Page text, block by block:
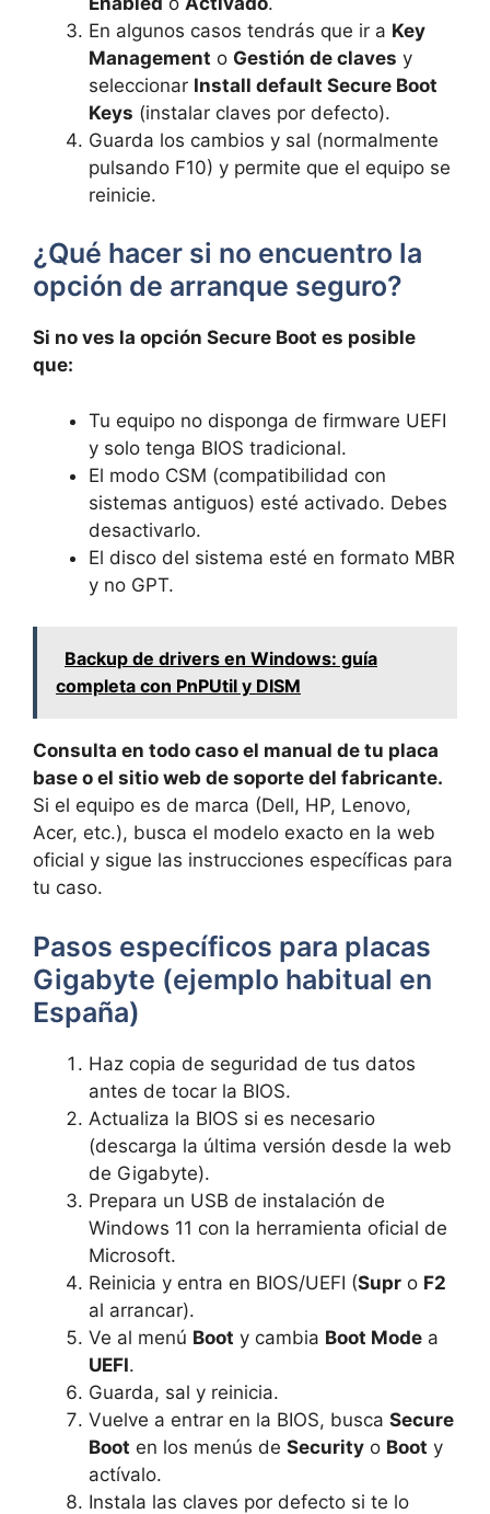
En algunos casos tendrás que ir a Key
Management o Gestión de claves y
seleccionar Install default Secure Boot
Keys (instalar claves por defecto).
Guarda los cambios y sal (normalmente
pulsando F10) y permite que el equipo se
reinicie.
¿Qué hacer si no encuentro la
opción de arranque seguro?
Si no ves la opción Secure Boot es posible
que:
Tu equipo no disponga de firmware UEFI
y solo tenga BIOS tradicional.
El modo CSM (compatibilidad con
sistemas antiguos) esté activado. Debes
desactivarlo.
El disco del sistema esté en formato MBR
y no GPT.
Backup de drivers en Windows: guía
completa con PnPUtil y DISM
Consulta en todo caso el manual de tu placa
base o el sitio web de soporte del fabricante.
Si el equipo es de marca (Dell, HP, Lenovo,
Acer, etc.), busca el modelo exacto en la web
oficial y sigue las instrucciones específicas para
tu caso.
Pasos específicos para placas
Gigabyte (ejemplo habitual en
España)
Haz copia de seguridad de tus datos
antes de tocar la BIOS.
Actualiza la BIOS si es necesario
(descarga la última versión desde la web
de Gigabyte).
Prepara un USB de instalación de
Windows 11 con la herramienta oficial de
Microsoft.
Reinicia y entra en BIOS/UEFI (Supr o F2
al arrancar).
Ve al menú Boot y cambia Boot Mode a
UEFI.
Guarda, sal y reinicia.
Vuelve a entrar en la BIOS, busca Secure
Boot en los menús de Security o Boot y
actívalo.
Instala las claves por defecto si te lo